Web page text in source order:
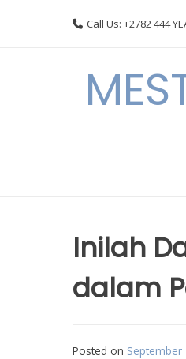
Call Us: +2782 444
Inilah
dalam
Posted on September